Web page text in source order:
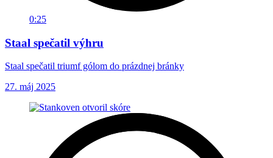
0:25
Staal spečatil výhru
Staal spečatil triumf gólom do prázdnej bránky
27. máj 2025